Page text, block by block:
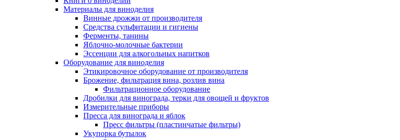
Материалы для виноделия
Винные дрожжи от производителя
Средства сульфитации и гигиены
Ферменты, танины
Яблочно-молочные бактерии
Эссенции для алкогольных напитков
Оборудование для виноделия
Этикировочное оборудование от производителя
Брожение, фильтрация вина, розлив вина
Фильтрационное оборудование
Дробилки для винограда, терки для овощей и фруктов
Измерительные приборы
Пресса для винограда и яблок
Пресс фильтры (пластинчатые фильтры)
Укупорка бутылок